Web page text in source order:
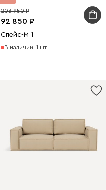
92 850
203 950
Спейс-М 1
В наличии: 1 шт.